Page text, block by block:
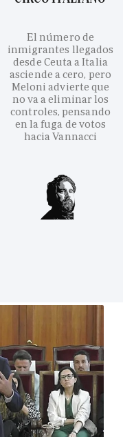
El número de
inmigrantes llegados
desde Ceuta a Italia
asciende a cero, pero
Meloni advierte que
no va a eliminar los
controles, pensando
en la fuga de votos
hacia Vannacci